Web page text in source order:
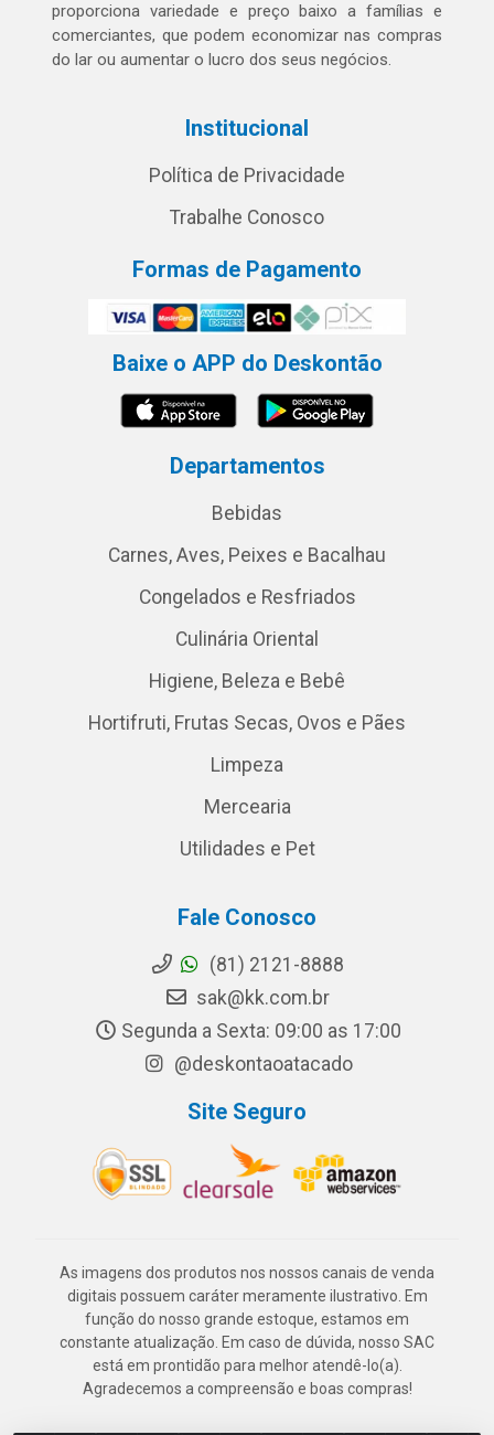
proporciona variedade e preço baixo a famílias e
comerciantes, que podem economizar nas compras
do lar ou aumentar o lucro dos seus negócios.
Institucional
Política de Privacidade
Trabalhe Conosco
Formas de Pagamento
Baixe o APP do Deskontão
Departamentos
Bebidas
Carnes, Aves, Peixes e Bacalhau
Congelados e Resfriados
Culinária Oriental
Higiene, Beleza e Bebê
Hortifruti, Frutas Secas, Ovos e Pães
Limpeza
Mercearia
Utilidades e Pet
Fale Conosco
(81) 2121-8888
sak@kk.com.br
Segunda a Sexta: 09:00 as 17:00
@deskontaoatacado
Site Seguro
As imagens dos produtos nos nossos canais de venda
digitais possuem caráter meramente ilustrativo. Em
função do nosso grande estoque, estamos em
constante atualização. Em caso de dúvida, nosso SAC
está em prontidão para melhor atendê-lo(a).
Agradecemos a compreensão e boas compras!